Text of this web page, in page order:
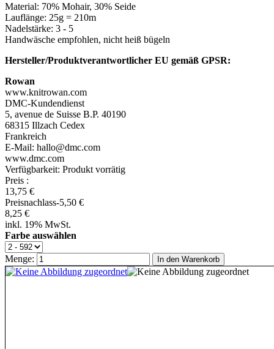
Material: 70% Mohair, 30% Seide
Lauflänge: 25g = 210m
Nadelstärke: 3 - 5
Handwäsche empfohlen, nicht heiß bügeln
Hersteller/Produktverantwortlicher EU gemäß GPSR:
Rowan
www.knitrowan.com
DMC-Kundendienst
5, avenue de Suisse B.P. 40190
68315 Illzach Cedex
Frankreich
E-Mail: hallo@dmc.com
www.dmc.com
Verfügbarkeit: Produkt vorrätig
Preis :
13,75 €
Preisnachlass-5,50 €
8,25 €
inkl. 19% MwSt.
Farbe auswählen
Menge: In den Warenkorb